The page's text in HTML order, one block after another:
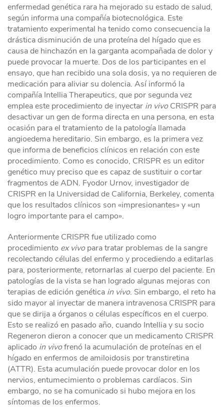
enfermedad genética rara ha mejorado su estado de salud,
según informa una compañía biotecnológica. Este
tratamiento experimental ha tenido como consecuencia la
drástica disminución de una proteína del hígado que es
causa de hinchazón en la garganta acompañada de dolor y
puede provocar la muerte. Dos de los participantes en el
ensayo, que han recibido una sola dosis, ya no requieren de
medicación para aliviar su dolencia. Así informó la
compañía Intellia Therapeutics, que por segunda vez
emplea este procedimiento de inyectar in vivoCRISPR para
desactivar un gen de forma directa en una persona, en esta
ocasión para el tratamiento de la patología llamada
angioedema hereditario. Sin embargo, es la primera vez
que informa de beneficios clínicos en relación con este
procedimiento. Como es conocido, CRISPR es un editor
genético muy preciso que es capaz de sustituir o cortar
fragmentos de ADN. Fyodor Urnov, investigador de
CRISPR en la Universidad de California, Berkeley, comenta
que los resultados clínicos son «impresionantes» y «un
logro importante para el campo».
Anteriormente CRISPR fue utilizado como
procedimiento ex vivopara tratar problemas de la sangre
recolectando células del enfermo y procediendo a editarlas
para, posteriormente, retornarlas al cuerpo del paciente. En
patologías de la vista se han logrado algunas mejoras con
terapias de edición genética in vivo. Sin embargo, el reto ha
sido mayor al inyectar de manera intravenosa CRISPR para
que se dirija a órganos o células específicos en el cuerpo.
Esto se realizó en pasado año, cuando Intellia y su socio
Regeneron dieron a conocer que un medicamento CRISPR
aplicado in vivofrenó la acumulación de proteínas en el
hígado en enfermos de amiloidosis por transtiretina
(ATTR). Esta acumulación puede provocar dolor en los
nervios, entumecimiento o problemas cardíacos. Sin
embargo, no se ha comunicado si hubo mejora en los
síntomas de los enfermos.